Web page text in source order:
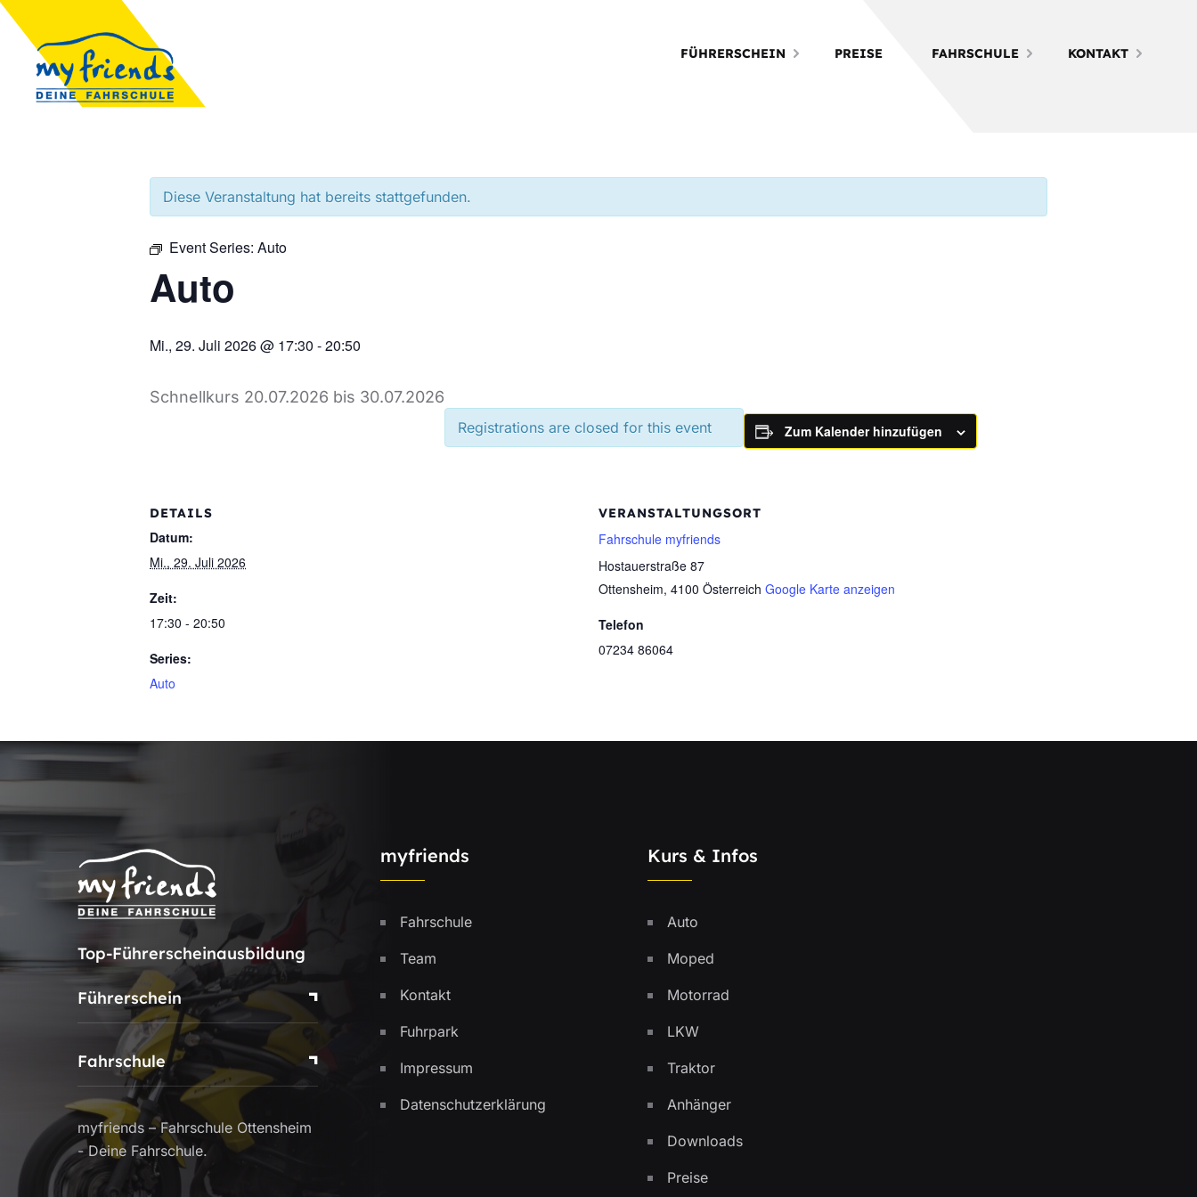
FÜHRERSCHEIN PREISE FAHRSCHULE KONTAKT
Diese Veranstaltung hat bereits stattgefunden.
Event Series: Auto
Auto
Mi., 29. Juli 2026 @ 17:30 -20:50
Schnellkurs 20.07.2026 bis 30.07.2026
Registrations are closed for this event Zum Kalender hinzufügen
DETAILS
Datum:
Mi., 29. Juli 2026
Zeit:
17:30 - 20:50
Series:
Auto
VERANSTALTUNGSORT
Fahrschule myfriends
Hostauerstraße 87
Ottensheim, 4100 Österreich Google Karte anzeigen
Telefon
07234 86064
Top-Führerscheinausbildung
Führerschein
Fahrschule
myfriends – Fahrschule Ottensheim
- Deine Fahrschule.
myfriends
Fahrschule
Team
Kontakt
Fuhrpark
Impressum
Datenschutzerklärung
Kurs & Infos
Auto
Moped
Motorrad
LKW
Traktor
Anhänger
Downloads
Preise